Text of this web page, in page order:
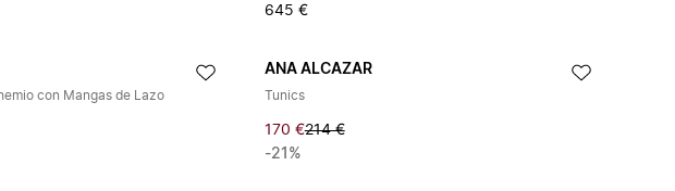
645 €
con Mangas de Lazo
ANA ALCAZAR
Tunics
170 €214 €
-21%